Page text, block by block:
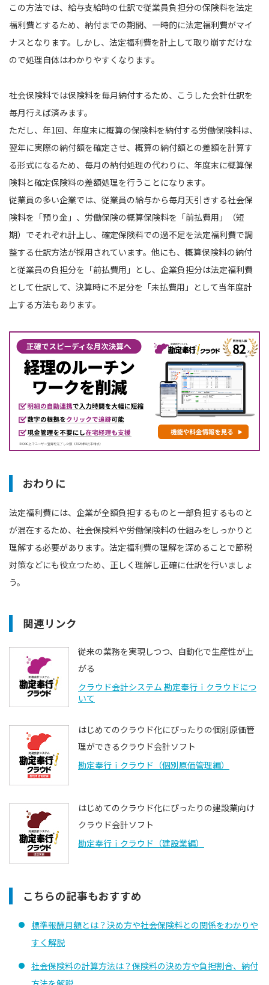
この方法では、給与支給時の仕訳で従業員負担分の保険料を法定
福利費とするため、納付までの期間、一時的に法定福利費がマイ
ナスとなります。しかし、法定福利費を計上して取り崩すだけな
ので処理自体はわかりやすくなります。
社会保険料では保険料を毎月納付するため、こうした会計仕訳を
毎月行えば済みます。
ただし、年1回、年度末に概算の保険料を納付する労働保険料は、
翌年に実際の納付額を確定させ、概算の納付額との差額を計算す
る形式になるため、毎月の納付処理の代わりに、年度末に概算保
険料と確定保険料の差額処理を行うことになります。
従業員の多い企業では、従業員の給与から毎月天引きする社会保
険料を「預り金」、労働保険の概算保険料を「前払費用」（短
期）でそれぞれ計上し、確定保険料での過不足を法定福利費で調
整する仕訳方法が採用されています。他にも、概算保険料の納付
と従業員の負担分を「前払費用」とし、企業負担分は法定福利費
として仕訳して、決算時に不足分を「未払費用」として当年度計
上する方法もあります。
おわりに
法定福利費には、企業が全額負担するものと一部負担するものと
が混在するため、社会保険料や労働保険料の仕組みをしっかりと
理解する必要があります。法定福利費の理解を深めることで節税
対策などにも役立つため、正しく理解し正確に仕訳を行いましょ
う。
関連リンク
従来の業務を実現しつつ、自動化で生産性が上
がる
クラウド会計システム 勘定奉行ｉクラウドにつ
いて
はじめてのクラウド化にぴったりの個別原価管
理ができるクラウド会計ソフト
勘定奉行ｉクラウド（個別原価管理編）
はじめてのクラウド化にぴったりの建設業向け
クラウド会計ソフト
勘定奉行ｉクラウド（建設業編）
こちらの記事もおすすめ
標準報酬月額とは？決め方や社会保険料との関係をわかりや
すく解説
社会保険料の計算方法は？保険料の決め方や負担割合、納付